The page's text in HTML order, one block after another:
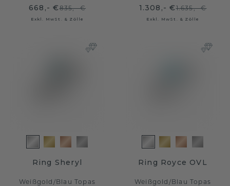
668,- €835,- €
Exkl. MwSt. & Zölle
1.308,- €1.635,- €
Exkl. MwSt. & Zölle
Ring Sheryl
Weißgold /Blau Topas
Ring Royce OVL
Weißgold /Blau Topas